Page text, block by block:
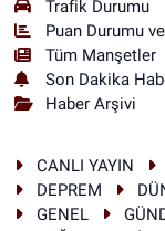
Trafik Durumu
Puan Durumu
Tüm Manşetler
Son Dakika
Haber Arşivi
CANLI YAYIN
DEPREM
GENEL